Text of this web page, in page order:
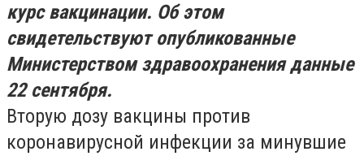
курс вакцинации. Об этом
свидетельствуют опубликованные
Министерством здравоохранения данные
22 сентября.
Вторую дозу вакцины против
коронавирусной инфекции за минувшие